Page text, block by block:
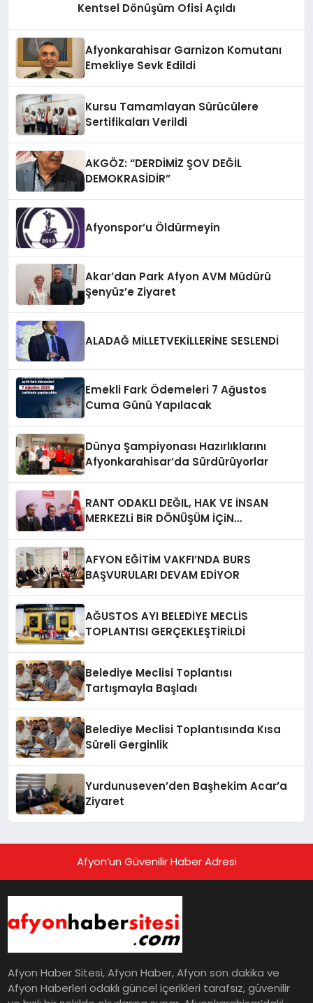
Kentsel Dönüşüm Ofisi Açıldı
Afyonkarahisar Garnizon Komutanı
Emekliye Sevk Edildi
Kursu Tamamlayan Sürücülere
Sertifikaları Verildi
AKGÖZ: “DERDİMİZ ŞOV DEĞİL
DEMOKRASİDİR”
Afyonspor’u Öldürmeyin
Akar’dan Park Afyon AVM Müdürü
Şenyüz’e Ziyaret
ALADAĞ MİLLETVEKİLLERİNE SESLENDİ
Emekli Fark Ödemeleri 7 Ağustos
Cuma Günü Yapılacak
Dünya Şampiyonası Hazırlıklarını
Afyonkarahisar’da Sürdürüyorlar
RANT ODAKLI DEĞIL, HAK VE İNSAN
MERKEZLi BiR DÖNÜŞÜM İÇiN
AFYON EĞİTİM VAKFI’NDA BURS
BAŞVURULARI DEVAM EDİYOR
AĞUSTOS AYI BELEDİYE MECLİS
TOPLANTISI GERÇEKLEŞTİRİLDİ
Belediye Meclisi Toplantısı
Tartışmayla Başladı
Belediye Meclisi Toplantısında Kısa
Süreli Gerginlik
Yurdunuseven’den Başhekim Acar’a
Ziyaret
Afyon’un Güvenilir Haber Adresi
Afyon Haber Sitesi, Afyon Haber, Afyon son dakika ve
Afyon Haberleri odaklı güncel içerikleri tarafsız, güvenilir